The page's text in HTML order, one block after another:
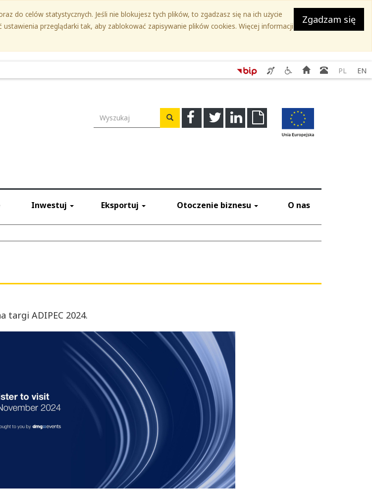
Zgadzam się
do celów statystycznych. Jeśli nie blokujesz tych plików, to zgadzasz się na ich użycie
przeglądarki tak, aby zablokować zapisywanie plików cookies. Więcej informacji
Serwis
SEKAP
usług
tłumacza
migowego
Serwis
Ślaskie.
-
Kontakty
do
instytucji
Strona
główna
Książka
PL EN
FacebookTwitterLinkedinDownload
Wyszukiwarka Wyszukaj
Inwestuj Eksportuj Otoczenie biznesu O nas
targi ADIPEC 2024.